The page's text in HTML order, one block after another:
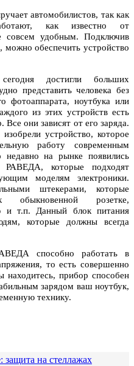
автомобилистов, так как
как известно от
совсем удобным. Подключив
можно обеспечить устройство
достигли больших
представить человека без
фотоаппарата, ноутбука или
из этих устройств есть
они зависят от его заряда.
устройство, которое
работу современным
недавно на рынке появились
РАВЕДА, которые подходят
моделям электроники.
штекерами, которые
обыкновенной розетке,
и т.п. Данный блок питания
которые должны всегда
способно работать в
то есть совершенно
находитесь, прибор способен
зарядом ваш ноутбук,
технику.
на стеллажах